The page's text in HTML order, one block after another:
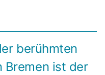
berühmten
Bremen ist der